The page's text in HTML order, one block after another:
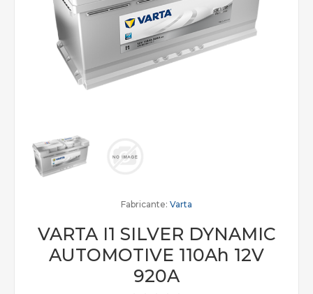
Fabricante: Varta
VARTA I1 SILVER DYNAMIC
AUTOMOTIVE 110Ah 12V
920A